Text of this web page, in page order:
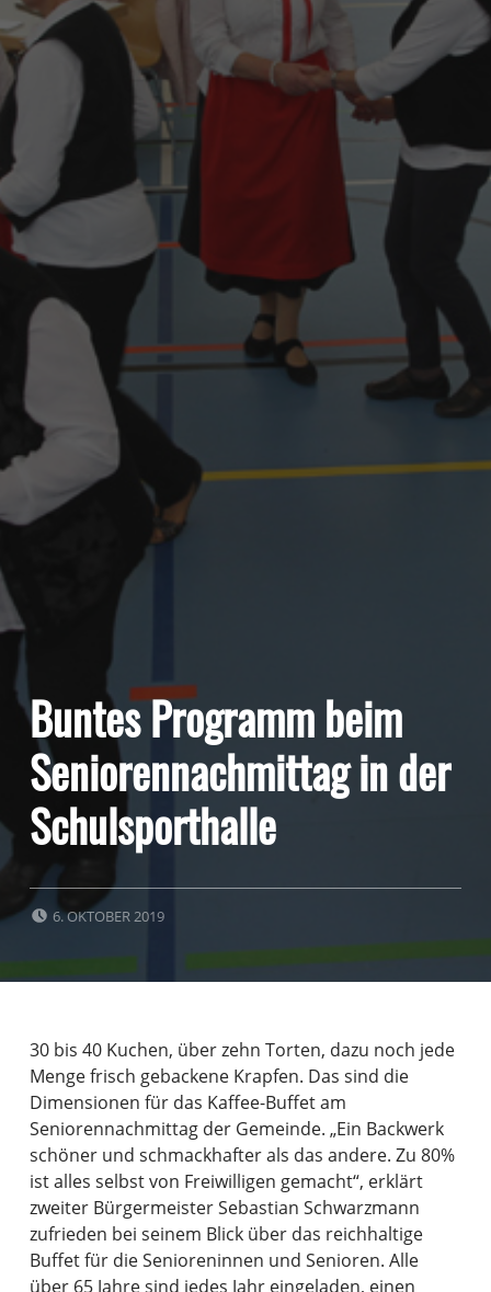
Buntes Programm beim
Seniorennachmittag in der
Schulsporthalle
POSTED ON:
6. OKTOBER 2019
30 bis 40 Kuchen, über zehn Torten, dazu noch jede
Menge frisch gebackene Krapfen. Das sind die
Dimensionen für das Kaffee-Buffet am
Seniorennachmittag der Gemeinde. „Ein Backwerk
schöner und schmackhafter als das andere. Zu 80%
ist alles selbst von Freiwilligen gemacht“, erklärt
zweiter Bürgermeister Sebastian Schwarzmann
zufrieden bei seinem Blick über das reichhaltige
Buffet für die Senioreninnen und Senioren. Alle
über 65 Jahre sind jedes Jahr eingeladen, einen